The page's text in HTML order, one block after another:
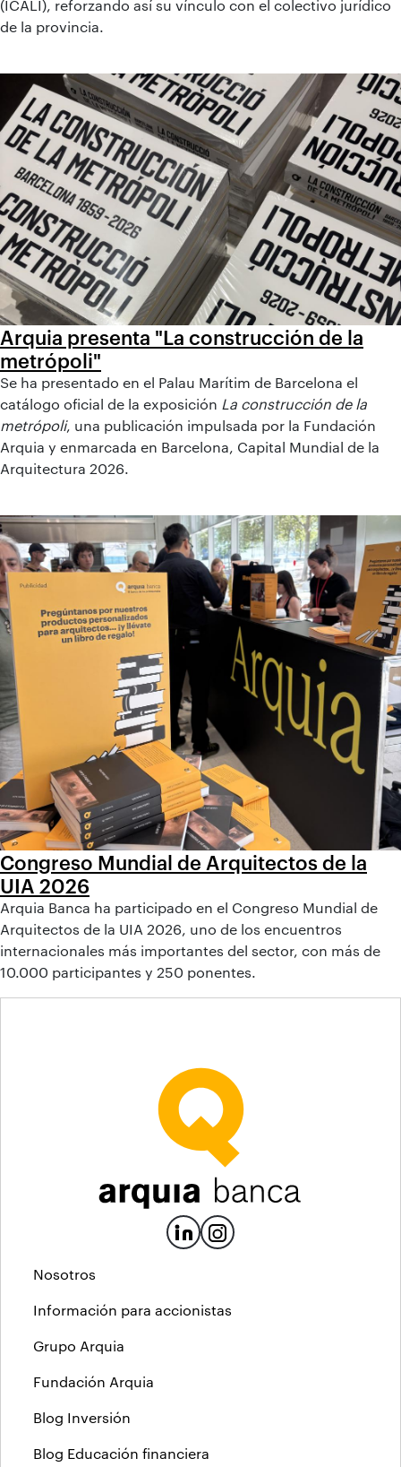
(ICALI), reforzando así su vínculo con el colectivo jurídico
de la provincia.
Arquia presenta "La construcción de la
metrópoli"
Se ha presentado en el Palau Marítim de Barcelona el
catálogo oficial de la exposición La construcción de la
metrópoli, una publicación impulsada por la Fundación
Arquia y enmarcada en Barcelona, Capital Mundial de la
Arquitectura 2026.
Congreso Mundial de Arquitectos de la
UIA 2026
Arquia Banca ha participado en el Congreso Mundial de
Arquitectos de la UIA 2026, uno de los encuentros
internacionales más importantes del sector, con más de
10.000 participantes y 250 ponentes.
Nosotros
Información para accionistas
Grupo Arquia
Fundación Arquia
Blog Inversión
Blog Educación financiera